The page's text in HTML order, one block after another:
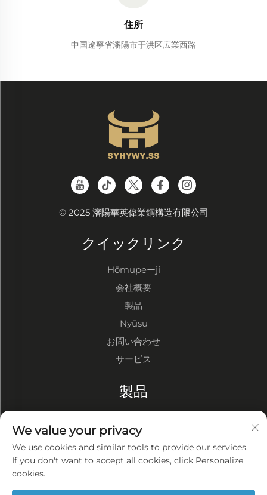
住所
中国遼寧省瀋陽市于洪区広業西路
© 2025 瀋陽華英偉業鋼構造有限公司
クイックリンク
Hōmupeーji
会社概要
製品
Nyūsu
お問い合わせ
サービス
製品
鋼構造工場
鋼構造建物
会社概要
We value your privacy
We use cookies and similar tools to provide our services.
If you don't want to accept all cookies, click Personalize
cookies.